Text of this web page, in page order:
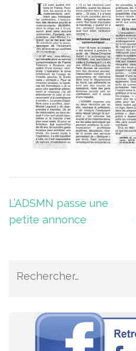
Navigation
de
L’ADSMN passe une
petite annonce
Rechercher :